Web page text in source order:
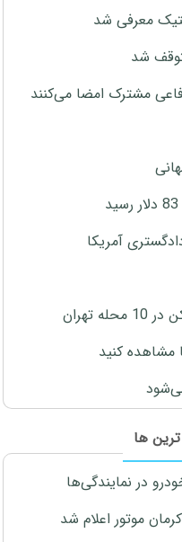
معرفی شد
شد
مشترک امضا می‌کنند
مشاهده کنید
ها